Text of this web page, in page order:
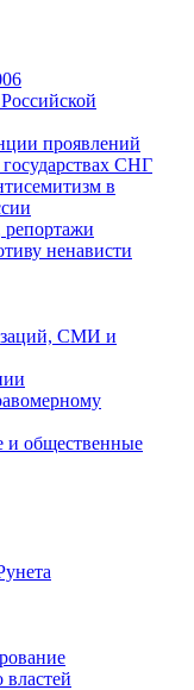
проявлений
СНГ
в
репортажи
ненависти
СМИ и
и общественные
властей